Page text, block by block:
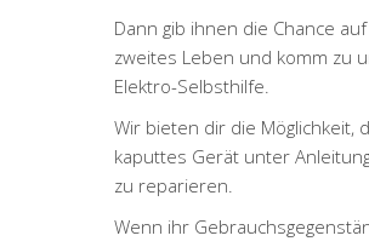
Dann gib ihnen die Chance
zweites Leben und komm zu
Elektro-Selbsthilfe.
Wir bieten dir die Möglichkeit,
kaputtes Gerät unter
zu reparieren.
Wenn ihr